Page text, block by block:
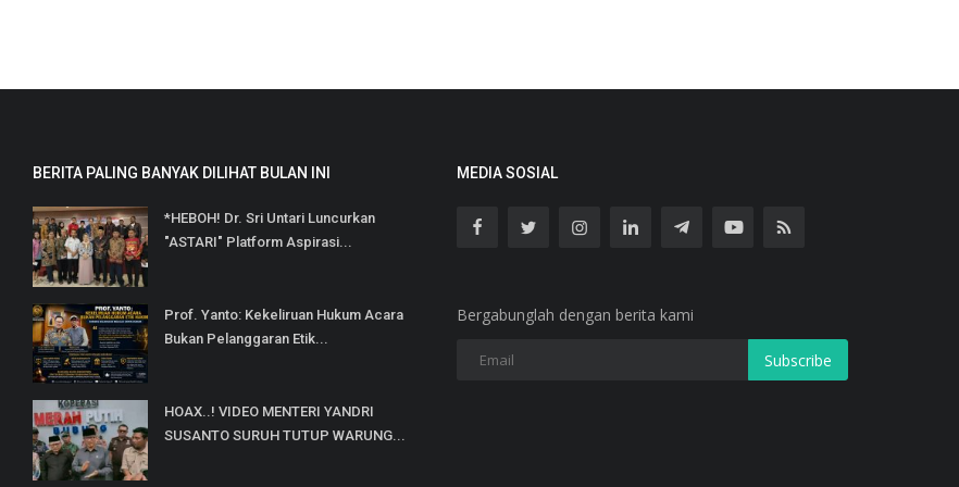
BERITA PALING BANYAK DILIHAT BULAN INI
*HEBOH! Dr. Sri Untari Luncurkan
"ASTARI" Platform Aspirasi...
Prof. Yanto: Kekeliruan Hukum Acara
Bukan Pelanggaran Etik...
HOAX..! VIDEO MENTERI YANDRI
SUSANTO SURUH TUTUP WARUNG...
MEDIA SOSIAL
Bergabunglah dengan berita kami
Subscribe